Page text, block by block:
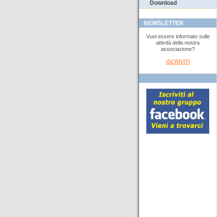
Download
NEWSLETTER
Vuoi essere informato sulle
attività della nostra
associazione?
ISCRIVITI